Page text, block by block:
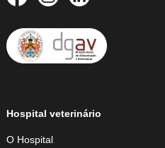
Hospital veterinário
O Hospital